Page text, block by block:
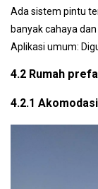
Ada sistem pintu
banyak cahaya
Aplikasi umum:
4.2 Rumah
4.2.1